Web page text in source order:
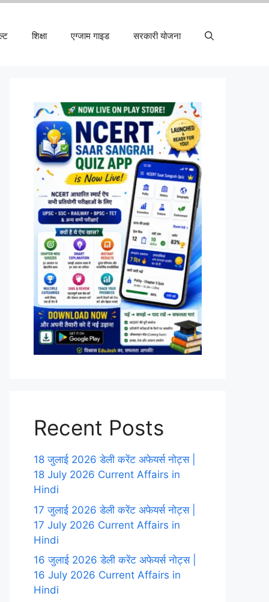
शिक्षा एग्जाम गाइड सरकारी योजना
Recent Posts
18 जुलाई 2026 डेली करेंट अफेयर्स नोट्स |
18 July 2026 Current Affairs in
Hindi
17 जुलाई 2026 डेली करेंट अफेयर्स नोट्स |
17 July 2026 Current Affairs in
Hindi
16 जुलाई 2026 डेली करेंट अफेयर्स नोट्स |
16 July 2026 Current Affairs in
Hindi